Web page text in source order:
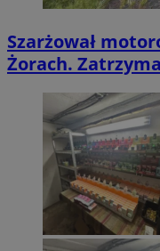
Szarżował
Żorach.